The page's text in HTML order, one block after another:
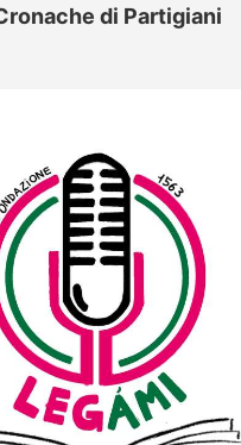
di Partigiani